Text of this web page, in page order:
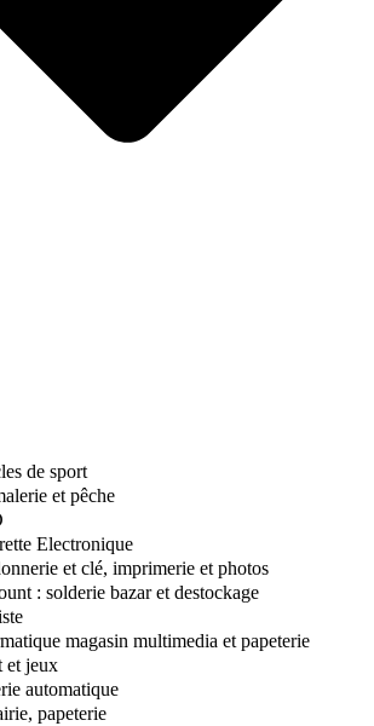
de sport
et pêche
Electronique
et clé, imprimerie et photos
: solderie bazar et destockage
magasin multimedia et papeterie
et jeux
automatique
papeterie